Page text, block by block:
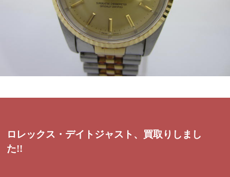
ロレックス・デイトジャスト、買取りしまし
た!!